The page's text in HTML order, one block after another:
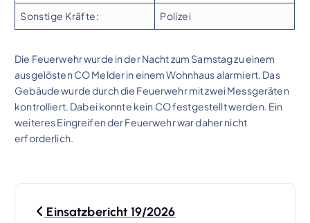
Sonstige Kräfte: Polizei
Die Feuerwehr wurde in der Nacht zum Samstag zu einem
ausgelösten CO Melder in einem Wohnhaus alarmiert. Das
Gebäude wurde durch die Feuerwehr mit zwei Messgeräten
kontrolliert. Dabei konnte kein CO festgestellt werden. Ein
weiteres Eingreifen der Feuerwehr war daher nicht
erforderlich.
Einsatzbericht 19/2026